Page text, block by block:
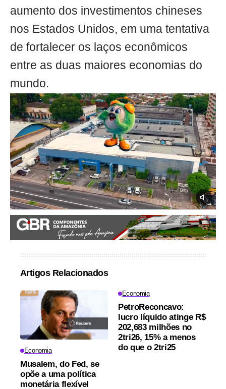
aumento dos investimentos chineses
nos Estados Unidos, em uma tentativa
de fortalecer os laços econômicos
entre as duas maiores economias do
mundo.
Artigos Relacionados
Economia
Musalem, do Fed, se
opõe a uma política
monetária flexível
Economia
PetroReconcavo:
lucro líquido atinge R$
202,683 milhões no
2tri26, 15% a menos
do que o 2tri25